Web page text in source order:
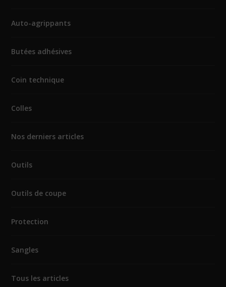
Auto-agrippants
Butées adhésives
Coin technique
Colles
Nos derniers articles
Outils
Outils de coupe
Protection
Sangles
Tous les articles